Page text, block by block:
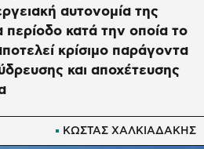
ΚΩΣΤΑΣ ΧΑΛΚΙΑΔΑΚΗΣ
αυτονομία της
περίοδο κατά την οποία το
κρίσιμο παράγοντα
ύδρευσης και αποχέτευσης